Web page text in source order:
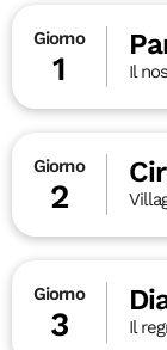
Giorno
1 Il
Giorno
2
Giorno
3 Il